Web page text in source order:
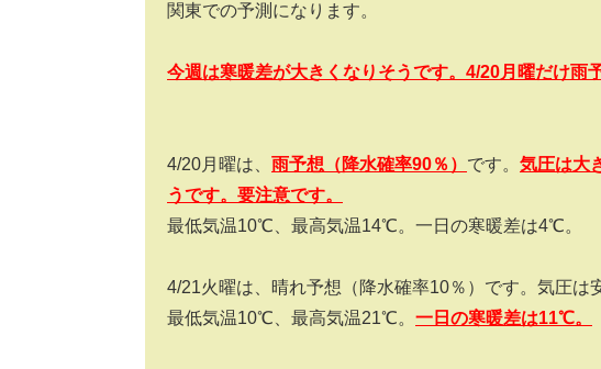
関東での予測になります。
今週は寒暖差が大きくなりそうです。4/20月曜だけ雨
4/20月曜は、 雨予想（降水確率90％） です。 気圧は大
うです。要注意です。
最低気温10℃、最高気温14℃。一日の寒暖差は4℃。
4/21火曜は、晴れ予想（降水確率10％）です。気圧は
最低気温10℃、最高気温21℃。 一日の寒暖差は11℃。